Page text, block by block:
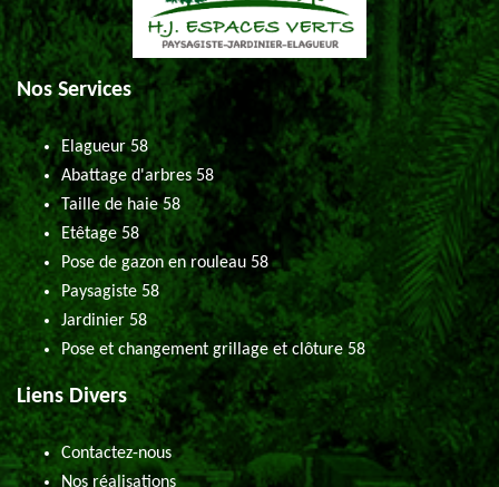
Nos Services
Elagueur 58
Abattage d'arbres 58
Taille de haie 58
Etêtage 58
Pose de gazon en rouleau 58
Paysagiste 58
Jardinier 58
Pose et changement grillage et clôture 58
Liens Divers
Contactez-nous
Nos réalisations